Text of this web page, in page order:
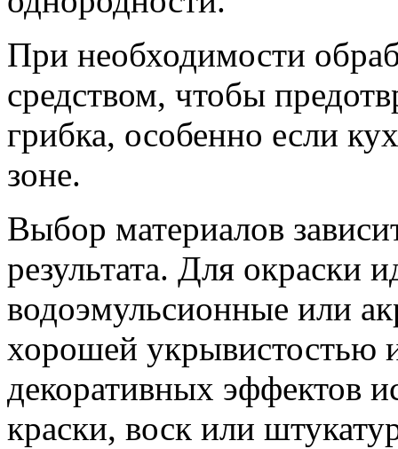
При необходимости
средством, чтобы
грибка, особенно если
зоне.
Выбор материалов
результата. Для окраски
водоэмульсионные или
хорошей укрывистостью
декоративных эффектов
краски, воск или